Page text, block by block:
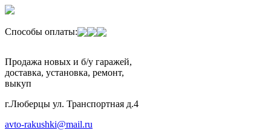
Способы оплаты:
Продажа новых и б/у гаражей,
доставка, установка, ремонт,
выкуп
г.Люберцы ул. Транспортная д.4
avto-rakushki@mail.ru